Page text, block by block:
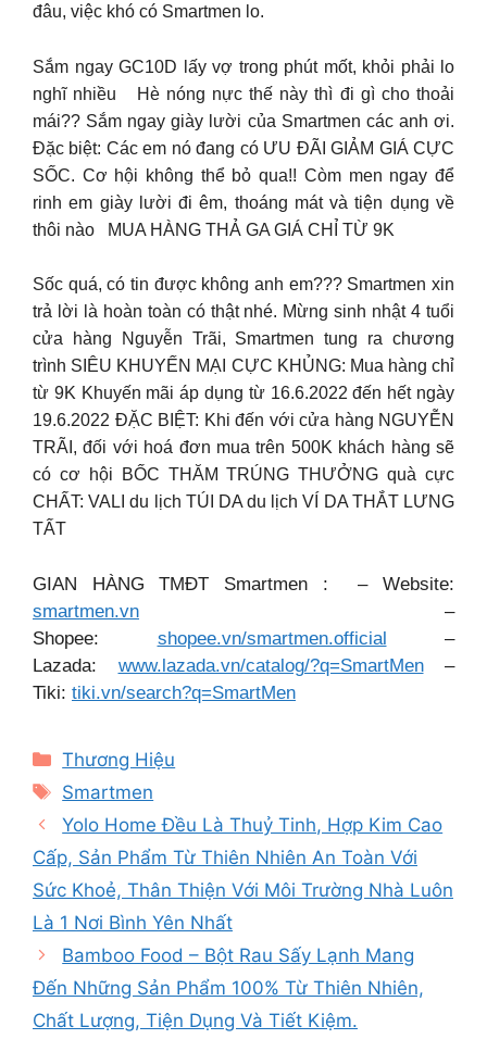
đâu, việc khó có Smartmen lo.
Sắm ngay GC10D lấy vợ trong phút mốt, khỏi phải lo
nghĩ nhiều Hè nóng nực thế này thì đi gì cho thoải
mái?? Sắm ngay giày lười của Smartmen các anh ơi.
Đặc biệt: Các em nó đang có ƯU ĐÃI GIẢM GIÁ CỰC
SỐC. Cơ hội không thể bỏ qua!! Còm men ngay để
rinh em giày lười đi êm, thoáng mát và tiện dụng về
thôi nào MUA HÀNG THẢ GA GIÁ CHỈ TỪ 9K
Sốc quá, có tin được không anh em??? Smartmen xin
trả lời là hoàn toàn có thật nhé. Mừng sinh nhật 4 tuổi
cửa hàng Nguyễn Trãi, Smartmen tung ra chương
trình SIÊU KHUYẾN MẠI CỰC KHỦNG: Mua hàng chỉ
từ 9K Khuyến mãi áp dụng từ 16.6.2022 đến hết ngày
19.6.2022 ĐẶC BIỆT: Khi đến với cửa hàng NGUYỄN
TRÃI, đối với hoá đơn mua trên 500K khách hàng sẽ
có cơ hội BỐC THĂM TRÚNG THƯỞNG quà cực
CHẤT: VALI du lịch TÚI DA du lịch VÍ DA THẮT LƯNG
TẤT
GIAN HÀNG TMĐT Smartmen : – Website:
smartmen.vn –
Shopee: shopee.vn/smartmen.official –
Lazada: www.lazada.vn/catalog/?q=SmartMen–
Tiki: tiki.vn/search?q=SmartMen
Categories
Thương Hiệu
Tags
Smartmen
Yolo Home Đều Là Thuỷ Tinh, Hợp Kim Cao
Cấp, Sản Phẩm Từ Thiên Nhiên An Toàn Với
Sức Khoẻ, Thân Thiện Với Môi Trường Nhà Luôn
Là 1 Nơi Bình Yên Nhất
Bamboo Food – Bột Rau Sấy Lạnh Mang
Đến Những Sản Phẩm 100% Từ Thiên Nhiên,
Chất Lượng, Tiện Dụng Và Tiết Kiệm.